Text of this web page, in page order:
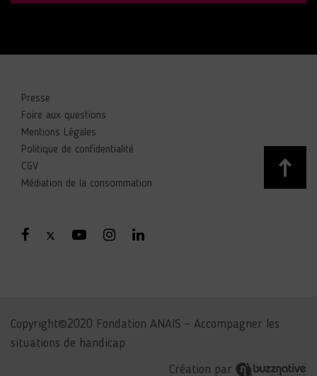
Presse
Foire aux questions
Mentions Légales
Politique de confidentialité
CGV
Médiation de la consommation
Copyright©2020 Fondation ANAIS – Accompagner les
situations de handicap
Création par